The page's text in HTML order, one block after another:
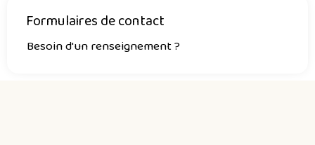
Formulaires de contact
Besoin d'un renseignement ?